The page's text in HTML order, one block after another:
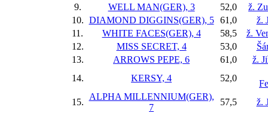
9.
WELL MAN(GER), 3 52,0
ž.
10. DIAMOND DIGGINS(GER), 5 61,0
ž.
11.
WHITE FACES(GER), 4 58,5
ž.
12.
MISS SECRET, 4 53,0
13.
ARROWS PEPE, 6 61,0
ž.
14.
KERSY, 4 52,0
15.
ALPHA MILLENNIUM(GER),
7
57,5
ž.